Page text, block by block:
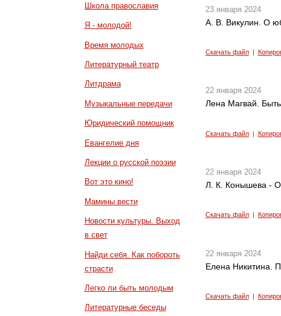
Школа православия
Я - молодой!
Время молодых
Литературный театр
Литдрама
Музыкальные передачи
Юридический помощник
Евангелие дня
Лекции о русской поэзии
Вот это кино!
Мамины вести
Новости культуры. Выход
в свет
Найди себя. Как побороть
страсти
Легко ли быть молодым
Литературные беседы
23 января 2024
А. В. Викулин. О
Скачать файл|
22 января 2024
Лена Магвай.
Скачать файл|
22 января 2024
Л. К. Конышева - О
Скачать файл|
22 января 2024
Елена Никитина.
Скачать файл|